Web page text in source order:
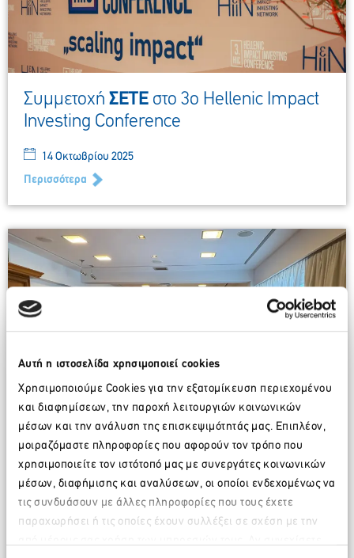
Αυτή η ιστοσελίδα χρησιμοποιεί cookies
Χρησιμοποιούμε Cookies για την εξατομίκευση περιεχομένου
και διαφημίσεων, την παροχή λειτουργιών κοινωνικών
μέσων και την ανάλυση της επισκεψιμότητάς μας. Επιπλέον,
μοιραζόμαστε πληροφορίες που αφορούν τον τρόπο που
χρησιμοποιείτε τον ιστότοπό μας με συνεργάτες κοινωνικών
μέσων, διαφήμισης και αναλύσεων, οι οποίοι ενδεχομένως να
τις συνδυάσουν με άλλες πληροφορίες που τους έχετε
παραχωρήσει ή τις οποίες έχουν συλλέξει σε σχέση με την
Συμμετοχή ΣΕΤΕ στο 3ο Hellenic Impact
Investing Conference
14 Οκτωβρίου 2025
Περισσότερα
Συνάντηση Εργασίας του Προέδρου και
των Μελών ΔΣ του
με τον